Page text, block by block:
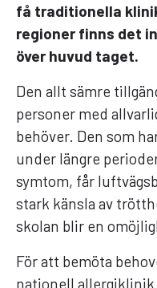
få traditionella
regioner finns det
över huvud taget.
Den allt sämre
personer med
behöver. Den som
under längre
symtom, får
stark känsla av
skolan blir en
För att bemöta
nationell